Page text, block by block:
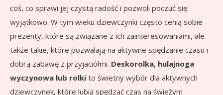
coś, co sprawi jej czystą radość i pozwoli poczuć się
wyjątkowo. W tym wieku dziewczynki często cenią sobie
prezenty, które są związane z ich zainteresowaniami, ale
także takie, które pozwalają na aktywne spędzanie czasu i
dobrą zabawę z przyjaciółmi. Deskorolka, hulajnoga
wyczynowa lub rolki to świetny wybór dla aktywnych
dziewczynek, które lubią spędzać czas na świeżym